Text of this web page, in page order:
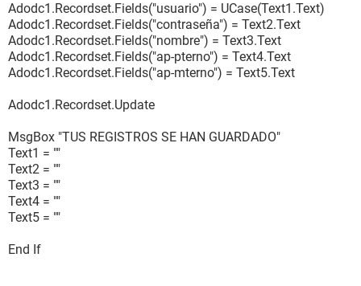
Adodc1.Recordset.Fields("usuario") = UCase(Text1.Text)
Adodc1.Recordset.Fields("contraseña") = Text2.Text
Adodc1.Recordset.Fields("nombre") = Text3.Text
Adodc1.Recordset.Fields("ap-pterno") = Text4.Text
Adodc1.Recordset.Fields("ap-mterno") = Text5.Text
Adodc1.Recordset.Update
MsgBox "TUS REGISTROS SE HAN GUARDADO"
Text1 = ""
Text2 = ""
Text3 = ""
Text4 = ""
Text5 = ""
End If